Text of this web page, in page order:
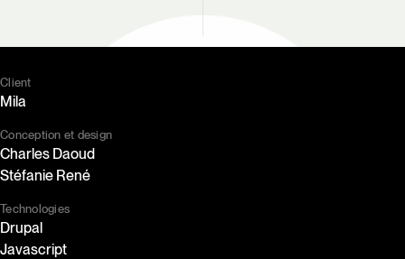
Client
Mila
Conception et design
Charles Daoud
Stéfanie René
Technologies
Drupal
Javascript